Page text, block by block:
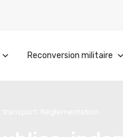
Reconversion militaire